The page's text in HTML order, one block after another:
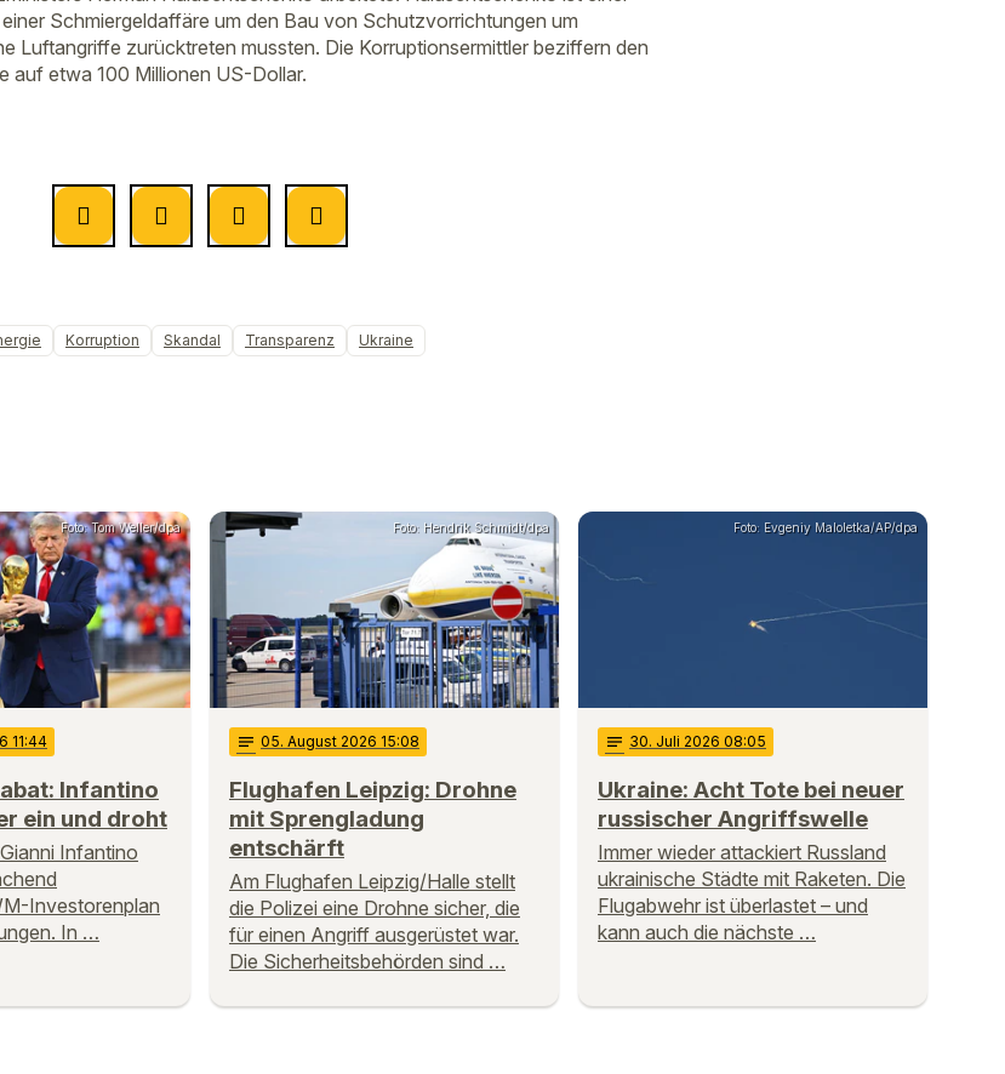
Schmiergeldaffäre um den Bau von Schutzvorrichtungen um
Luftangriffe zurücktreten mussten. Die Korruptionsermittler beziffern den
auf etwa 100 Millionen US-Dollar.
Korruption Skandal Transparenz Ukraine
Foto: Tom Weller/dpa
11:44
Infantino
ein und droht
Infantino
Investorenplan
In …
Foto: Hendrik Schmidt/dpa
notes 05. August 2026 15:08
Flughafen Leipzig: Drohne
mit Sprengladung
entschärft
Am Flughafen Leipzig/Halle stellt
die Polizei eine Drohne sicher, die
für einen Angriff ausgerüstet war.
Die Sicherheitsbehörden sind …
Foto: Evgeniy Maloletka/AP/dpa
notes 30. Juli 2026 08:05
Ukraine: Acht Tote bei neuer
russischer Angriffswelle
Immer wieder attackiert Russland
ukrainische Städte mit Raketen. Die
Flugabwehr ist überlastet – und
kann auch die nächste …